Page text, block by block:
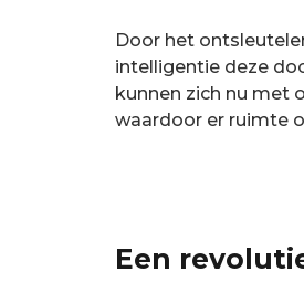
Door het
intelligentie deze
kunnen zich nu met
waardoor er ruimte
Een